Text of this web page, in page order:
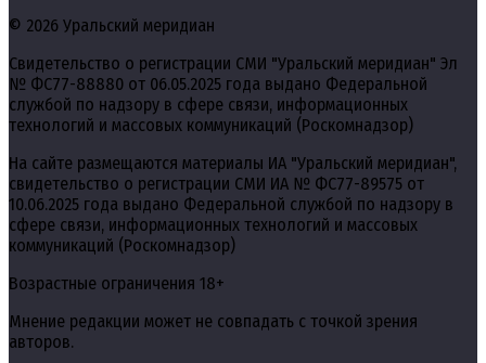
© 2026 Уральский меридиан
Свидетельство о регистрации СМИ "Уральский меридиан" Эл
№ ФС77-88880 от 06.05.2025 года выдано Федеральной
службой по надзору в сфере связи, информационных
технологий и массовых коммуникаций (Роскомнадзор)
На сайте размещаются материалы ИА "Уральский меридиан",
свидетельство о регистрации СМИ ИА № ФС77-89575 от
10.06.2025 года выдано Федеральной службой по надзору в
сфере связи, информационных технологий и массовых
коммуникаций (Роскомнадзор)
Возрастные ограничения 18+
Мнение редакции может не совпадать с точкой зрения
авторов.